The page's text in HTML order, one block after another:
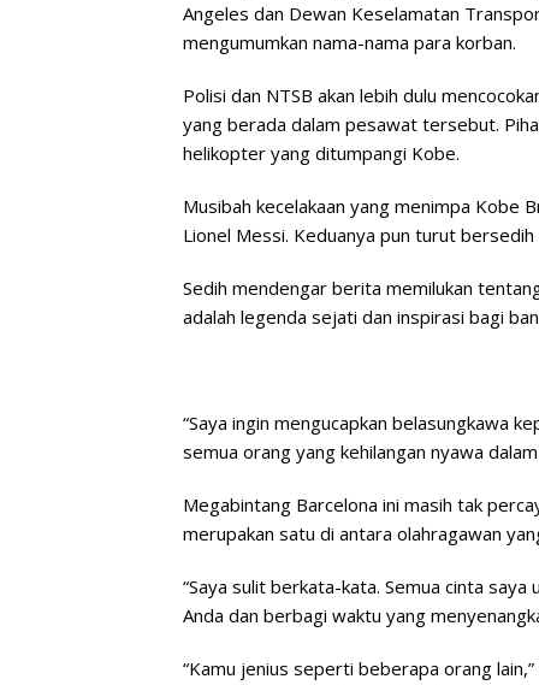
Angeles dan Dewan Keselamatan
mengumumkan nama-nama para korban.
Polisi dan NTSB akan lebih dulu
yang berada dalam pesawat tersebut.
helikopter yang ditumpangi Kobe.
Musibah kecelakaan yang menimpa Kobe
Lionel Messi. Keduanya pun turut
Sedih mendengar berita memilukan
adalah legenda sejati dan inspirasi bagi
“Saya ingin mengucapkan belasungkawa
semua orang yang kehilangan nyawa
Megabintang Barcelona ini masih tak
merupakan satu di antara olahragawan
“Saya sulit berkata-kata. Semua cinta
Anda dan berbagi waktu yang
“Kamu jenius seperti beberapa orang